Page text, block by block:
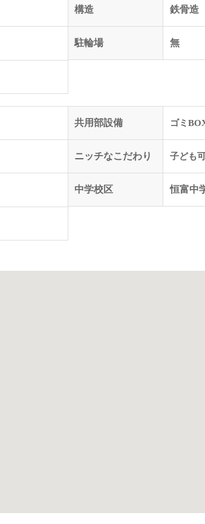
構造 鉄骨造
駐輪場 無
共用部設備 ゴミ
ニッチなこだわり 子ども
中学校区 恒富中